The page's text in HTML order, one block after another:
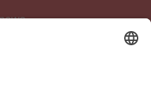
Aerobic